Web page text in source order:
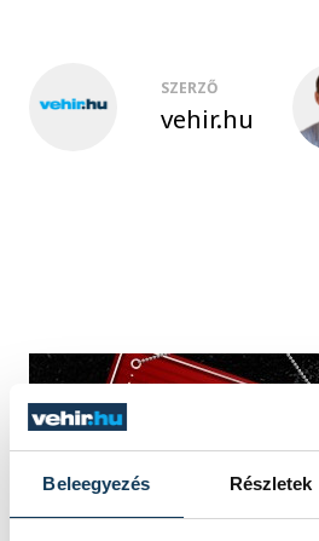
Beleegyezés Részletek
SZERZŐ
vehir.hu